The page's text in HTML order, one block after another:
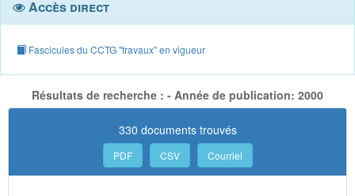
Accès direct
Fascicules du CCTG "travaux" en vigueur
Résultats de recherche : - Année de publication: 2000
330 documents trouvés
PDF CSV Courriel